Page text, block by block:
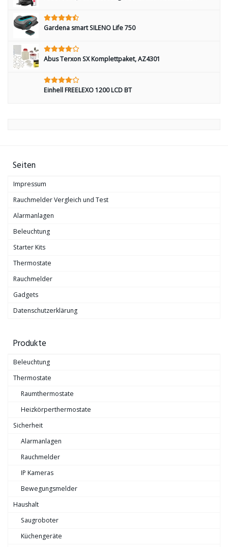
Gardena smart SILENO Life 750
Abus Terxon SX Komplettpaket, AZ4301
Einhell FREELEXO 1200 LCD BT
Seiten
Impressum
Rauchmelder Vergleich und Test
Alarmanlagen
Beleuchtung
Starter Kits
Thermostate
Rauchmelder
Gadgets
Datenschutzerklärung
Produkte
Beleuchtung
Thermostate
Raumthermostate
Heizkörperthermostate
Sicherheit
Alarmanlagen
Rauchmelder
IP Kameras
Bewegungsmelder
Haushalt
Saugroboter
Küchengeräte